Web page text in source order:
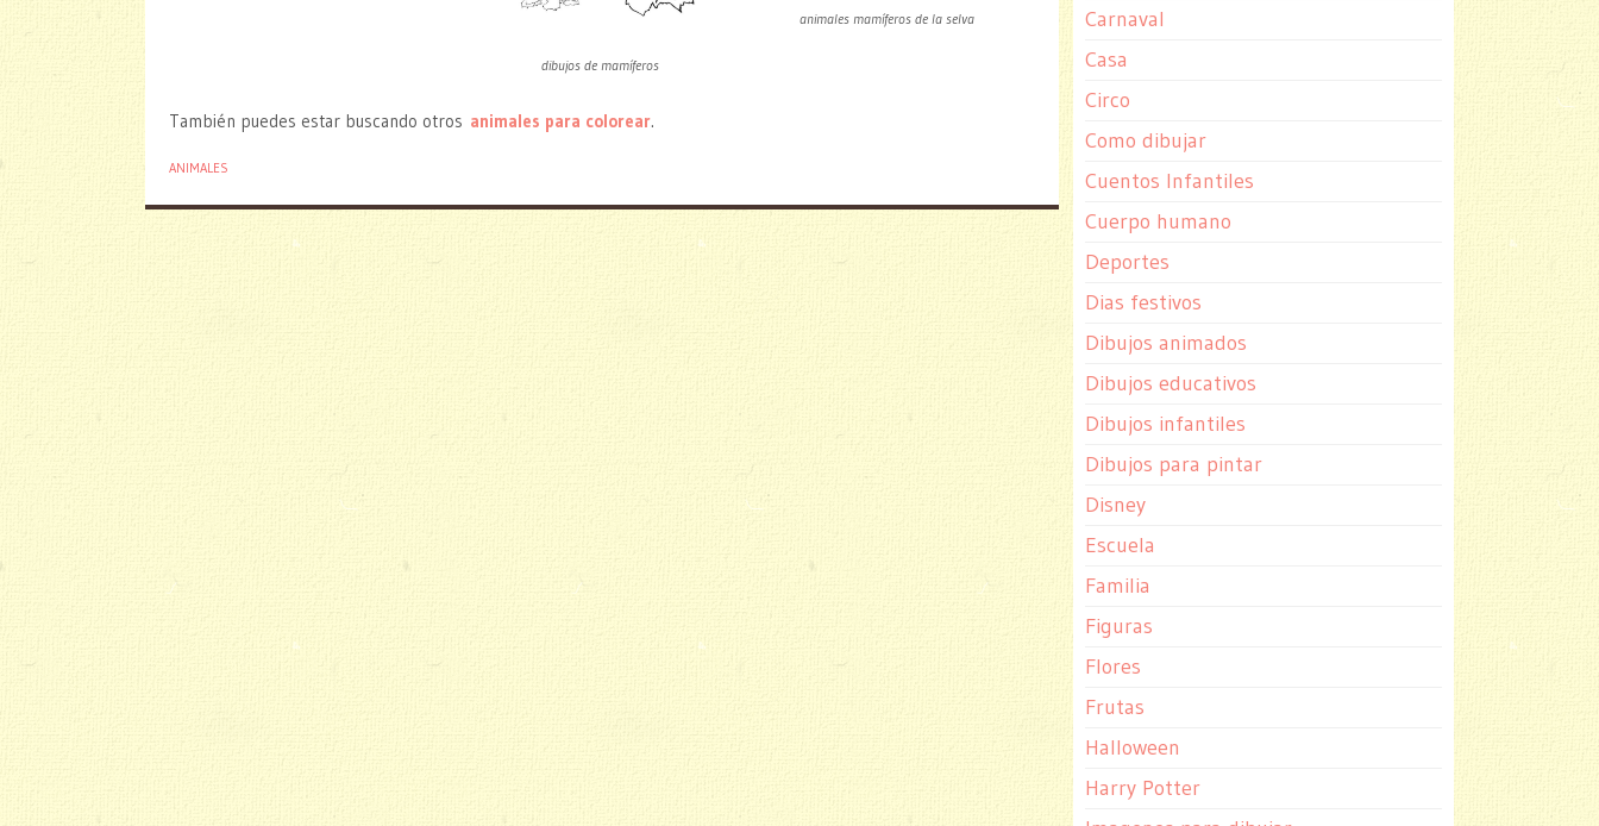
dibujos de mamíferos
animales mamíferos de la selva
También puedes estar buscando otros animales para colorear.
ANIMALES
Carnaval
Casa
Circo
Como dibujar
Cuentos Infantiles
Cuerpo humano
Deportes
Dias festivos
Dibujos animados
Dibujos educativos
Dibujos infantiles
Dibujos para pintar
Disney
Escuela
Familia
Figuras
Flores
Frutas
Halloween
Harry Potter